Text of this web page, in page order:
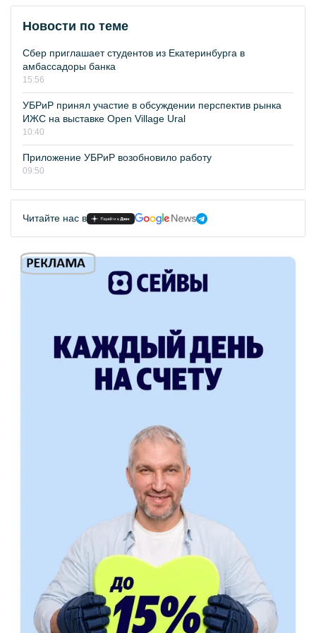
Новости по теме
Сбер приглашает студентов из Екатеринбурга в
амбассадоры банка
15:56
УБРиР принял участие в обсуждении перспектив рынка
ИЖС на выставке Open Village Ural
10:40
Приложение УБРиР возобновило работу
09:50
Читайте нас в